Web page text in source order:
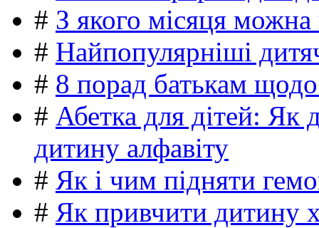
# З якого місяця можна
# Найпопулярніші
# 8 порад батькам
# Абетка для дітей: Як
дитину алфавіту
# Як і чим підняти
# Як привчити дитину